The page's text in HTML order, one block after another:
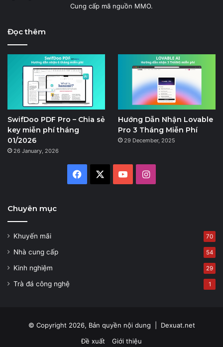
Cung cấp mã nguồn MMO.
Đọc thêm
SwifDoo PDF Pro – Chia sẻ
key miễn phí tháng
01/2026
26 January, 2026
Hướng Dẫn Nhận Lovable
Pro 3 Tháng Miễn Phí
29 December, 2025
Facebook YouTubeInstagram
Chuyên mục
Khuyến mãi 70
Nhà cung cấp 54
Kinh nghiệm 29
Trà đá công nghệ 1
© Copyright 2026, Bản quyền nội dung | Dexuat.net
Đề xuất
Giới thiệu